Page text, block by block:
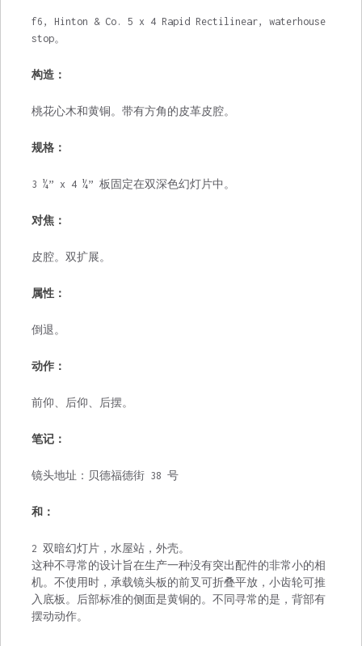
f6, Hinton & Co. 5 x 4 Rapid Rectilinear, waterhouse
stop。
构造：
桃花心木和黄铜。带有方角的皮革皮腔。
规格：
3 ¼” x 4 ¼” 板固定在双深色幻灯片中。
对焦：
皮腔。双扩展。
属性：
倒退。
动作：
前仰、后仰、后摆。
笔记：
镜头地址：贝德福德街 38 号
和：
2 双暗幻灯片，水屋站，外壳。
这种不寻常的设计旨在生产一种没有突出配件的非常小的相
机。不使用时，承载镜头板的前叉可折叠平放，小齿轮可推
入底板。后部标准的侧面是黄铜的。不同寻常的是，背部有
摆动动作。